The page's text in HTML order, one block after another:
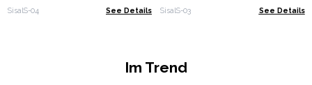
SisalS-04 See Details SisalS-03 See Details
Im Trend